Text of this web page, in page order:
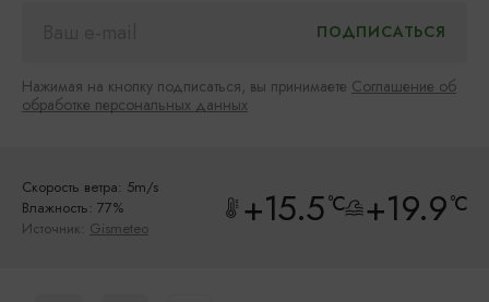
Нажимая на кнопку подписаться, вы принимаете Соглашение об
обработке персональных данных
Скорость ветра: 5m/s
Влажность: 77%
Источник: Gismeteo +15.5°C +19.9°C